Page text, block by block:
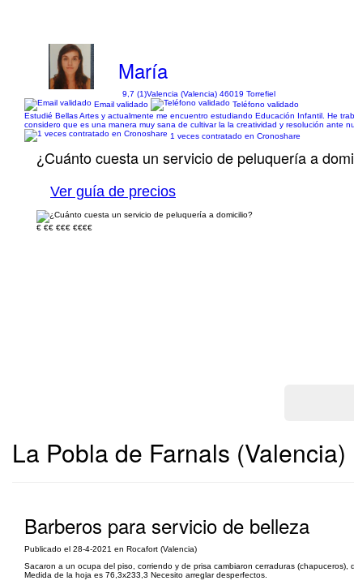
María
9,7 (1)Valencia (Valencia) 46019 Torrefiel
Email validado
Teléfono validado
Estudié Bellas Artes y actualmente me encuentro estudiando Educación Infantil. He
considero que es una manera muy sana de cultivar la la creatividad y resolución ante
1 veces contratado en Cronoshare
¿Cuánto cuesta un servicio de peluquería a
Ver guía de precios
€ €€ €€€ €€€€
La Pobla de Farnals (Valencia)
Barberos para servicio de belleza
Publicado el 28-4-2021 en Rocafort (Valencia)
Sacaron a un ocupa del piso, corriendo y de prisa cambiaron cerraduras
Medida de la hoja es 76,3x233,3 Necesito arreglar desperfectos.